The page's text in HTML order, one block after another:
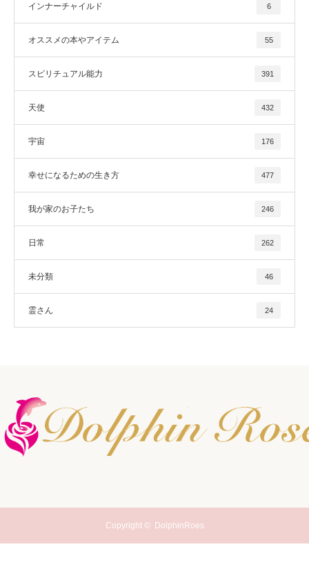
インナーチャイルド 6
オススメの本やアイテム 55
スピリチュアル能力 391
天使 432
宇宙 176
幸せになるための生き方 477
我が家のお子たち 246
日常 262
未分類 46
霊さん 24
Copyright © DolphinRoes